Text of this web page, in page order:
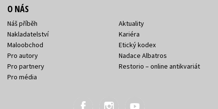
O NÁS
Náš příběh
Nakladatelství
Maloobchod
Pro autory
Pro partnery
Pro média
Aktuality
Kariéra
Etický kodex
Nadace Albatros
Restorio – online antikvariát